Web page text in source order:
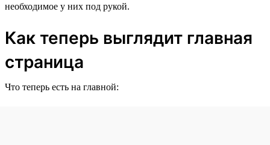
необходимое у них под рукой.
Как теперь выглядит главная
страница
Что теперь есть на главной: